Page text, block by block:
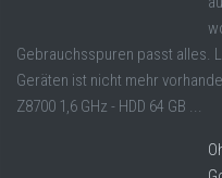
Gebrauchsspuren passt alles.
Geräten ist nicht mehr
Z8700 1,6 GHz - HDD 64 GB ...